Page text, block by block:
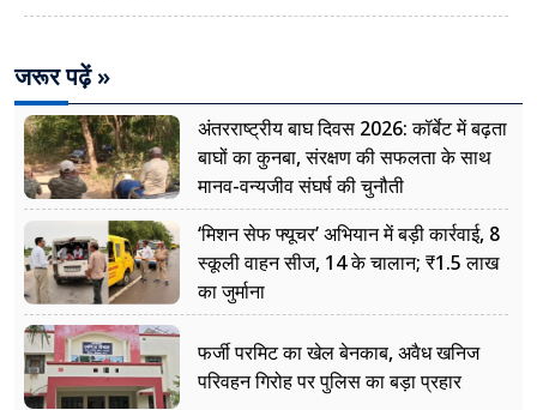
जरूर पढ़ें »
अंतरराष्ट्रीय बाघ दिवस 2026: कॉर्बेट में बढ़ता
बाघों का कुनबा, संरक्षण की सफलता के साथ
मानव-वन्यजीव संघर्ष की चुनौती
‘मिशन सेफ फ्यूचर’ अभियान में बड़ी कार्रवाई, 8
स्कूली वाहन सीज, 14 के चालान; ₹1.5 लाख
का जुर्माना
फर्जी परमिट का खेल बेनकाब, अवैध खनिज
परिवहन गिरोह पर पुलिस का बड़ा प्रहार